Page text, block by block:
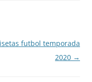
futbol temporada
2020 →